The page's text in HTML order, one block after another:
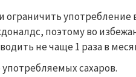
ограничить
поэтому во
не чаще 1 раза в
сахаров.